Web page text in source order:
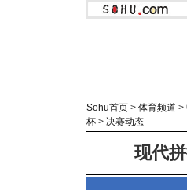
Sohu首页 > 体育频道 >
杯 > 决赛动态
现代